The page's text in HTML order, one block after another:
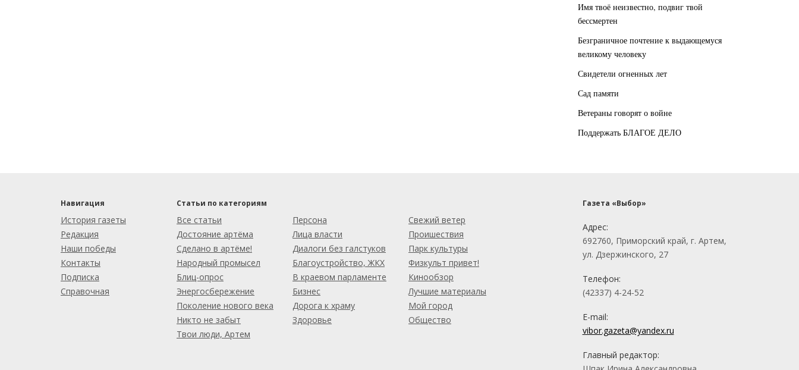
Имя твоё неизвестно, подвиг твой
бессмертен
Безграничное почтение к выдающемуся
великому человеку
Свидетели огненных лет
Сад памяти
Ветераны говорят о войне
Поддержать БЛАГОЕ ДЕЛО
Навигация
История газеты
Редакция
Наши победы
Контакты
Подписка
Справочная
Статьи по категориям
Все статьи
Достояние артёма
Сделано в артёме!
Народный промысел
Блиц-опрос
Энергосбережение
Поколение нового века
Никто не забыт
Твои люди, Артем
Персона
Лица власти
Диалоги без галстуков
Благоустройство, ЖКХ
В краевом парламенте
Бизнес
Дорога к храму
Здоровье
Свежий ветер
Проишествия
Парк культуры
Физкульт привет!
Кинообзор
Лучшие материалы
Мой город
Общество
Газета «Выбор»
Адрес:
692760, Приморский край, г. Артем,
ул. Дзержинского, 27
Телефон:
(42337) 4-24-52
E-mail:
vibor.gazeta@yandex.ru
Главный редактор: